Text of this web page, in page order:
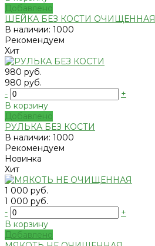
Добавлено
ШЕЙКА БЕЗ КОСТИ ОЧИЩЕННАЯ
В наличии: 1000
Рекомендуем
Хит
980 руб.
980 руб.
-
+
В корзину
Добавлено
РУЛЬКА БЕЗ КОСТИ
В наличии: 1000
Рекомендуем
Новинка
Хит
1 000 руб.
1 000 руб.
-
+
В корзину
Добавлено